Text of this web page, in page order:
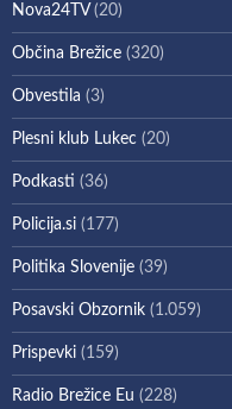
Nova24TV(20)
Občina Brežice (320)
Obvestila (3)
Plesni klub Lukec (20)
Podkasti (36)
Policija.si (177)
Politika Slovenije (39)
Posavski Obzornik (1.059)
Prispevki (159)
Radio Brežice Eu (228)